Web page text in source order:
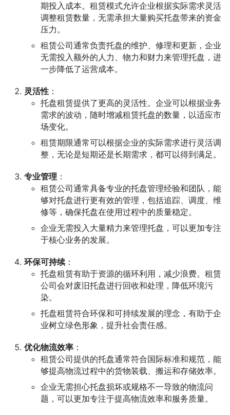
期投入成本。租赁模式允许企业根据实际需求灵活
调整租赁数量，无需承担大量购买托盘带来的资金
压力。
租赁公司通常负责托盘的维护、修理和更新，企业
无需投入额外的人力、物力和财力来管理托盘，进
一步降低了运营成本。
灵活性 ：
托盘租赁提供了更高的灵活性。企业可以根据业务
需求的波动，随时增减租赁托盘的数量，以适应市
场变化。
租赁期限通常可以根据企业的实际需求进行灵活调
整，无论是短期还是长期需求，都可以得到满足。
专业管理 ：
租赁公司通常具备专业的托盘管理经验和团队，能
够对托盘进行更有效的管理，包括追踪、调度、维
修等，确保托盘在使用过程中的质量稳定。
企业无需投入大量精力来管理托盘，可以更加专注
于核心业务的发展。
环保可持续：
托盘租赁有助于资源的循环利用，减少浪费。租赁
公司会对废旧托盘进行回收和处理，降低环境污
染。
托盘租赁符合环保和可持续发展的理念，有助于企
业树立绿色形象，提升社会责任感。
优化物流效率 ：
租赁公司提供的托盘通常符合国际标准和规范，能
够提高物流过程中的货物装载、搬运和存储效率。
企业无需担心托盘损坏或规格不一导致的物流问
题，可以更加专注于提高物流效率和服务质量。